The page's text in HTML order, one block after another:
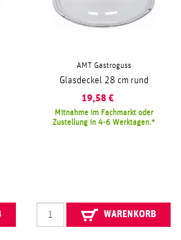
AMT Gastroguss
Glasdeckel 28 cm rund
19,58 €
Mitnahme im Fachmarkt oder
Zustellung in 4-6 Werktagen.
WARENKORB